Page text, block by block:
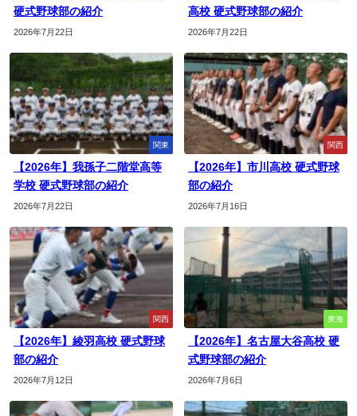
硬式野球部の紹介
2026年7月22日
高校 硬式野球部の紹介
2026年7月22日
関東
【2026年】我孫子二階堂高等
学校 硬式野球部の紹介
2026年7月22日
関西
【2026年】市川高校 硬式野球
部の紹介
2026年7月16日
関西
【2026年】綾羽高校 硬式野球
部の紹介
2026年7月12日
東海
【2026年】名古屋大谷高校 硬
式野球部の紹介
2026年7月6日